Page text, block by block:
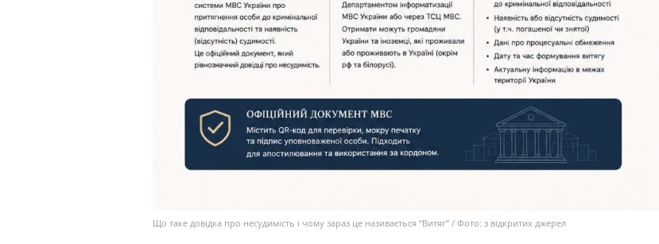
Що таке довідка про несудимість і чому зараз це називається “Витяг” / Фото: з відкритих джерел